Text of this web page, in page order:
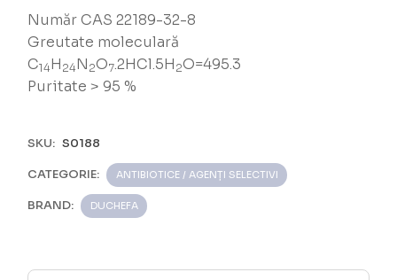
Număr CAS 22189-32-8
Greutate moleculară
C14H 24N 2O7.2HCl.5H 2O=495.3
Puritate > 95 %
SKU: S0188
CATEGORIE: ANTIBIOTICE / AGENȚI SELECTIVI
BRAND: DUCHEFA